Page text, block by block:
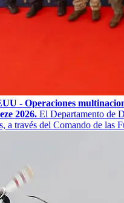
- Operaciones
2026. El Departamento de
a través del Comando de las